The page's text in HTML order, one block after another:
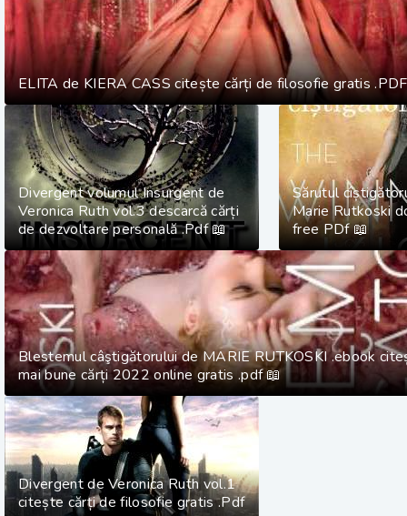
ELITA de KIERA CASS citește cărți de filosofie gratis
Divergent volumul Insurgent de
Veronica Ruth vol.3 descarcă cărți
de dezvoltare personală .Pdf 📖
Sărutul
Marie Rutkoski
free PDf 📖
Blestemul câştigătorului de MARIE RUTKOSKI .ebook
mai bune cărți 2022 online gratis .pdf 📖
Divergent de Veronica Ruth vol.1
citește cărți de filosofie gratis .Pdf